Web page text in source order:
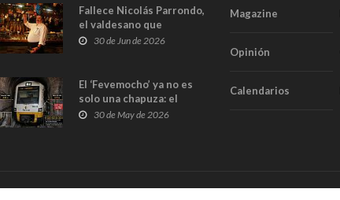
captan sus últimos
minutos
Fallece Nicolás Parrondo,
el valdesano que
convirtió Casa Parrondo
30 de Jun de 2026
El ‘Fevemocho’ ya no es
solo una chapuza: el
Tribunal de Cuentas cifra
30 de May de 2026
Magazine
Opinión
Calendarios